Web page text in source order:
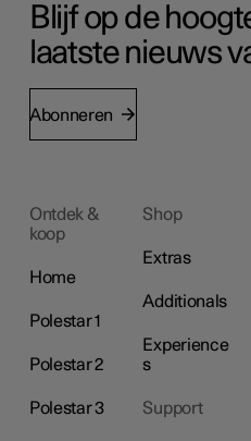
Blijf op de
laatste nieuws
Abonneren
Ontdek &
koop
Home
Polestar 1
Polestar 2
Polestar 3
Shop
Extras
Additionals
Experience
s
Support